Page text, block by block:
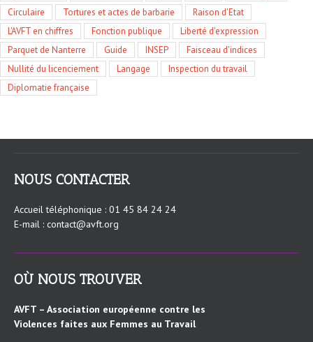
Circulaire
Tortures et actes de barbarie
Raison d'Etat
L'AVFT en chiffres
Fonction publique
Liberté d'expression
Parquet de Nanterre
Guide INSEP
Faisceau d'indices
Nullité du licenciement
Langage
Inspection du travail
Diplomatie française
NOUS CONTACTER
Accueil téléphonique : 01 45 84 24 24
E-mail : contact@avft.org
OÙ NOUS TROUVER
AVFT – Association européenne contre les
Violences faites aux Femmes au Travail